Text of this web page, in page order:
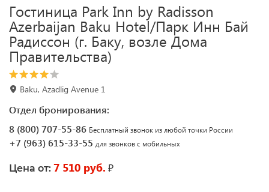
Гостиница Park Inn by Radisson
Azerbaijan Baku Hotel/Парк Инн Бай
Радиссон (г. Баку, возле Дома
Правительства)
Baku, Azadlig Avenue 1
Отдел бронирования:
8 (800) 707-55-86 Бесплатный звонок из любой точки России
+7 (963) 615-33-55 для звонков с мобильных
Цена от: 7 510 руб. ₽